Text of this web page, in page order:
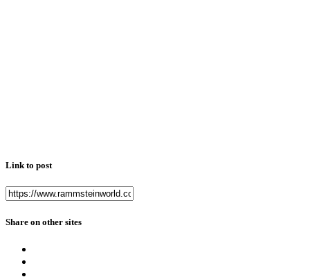
Link to post
Share on other sites